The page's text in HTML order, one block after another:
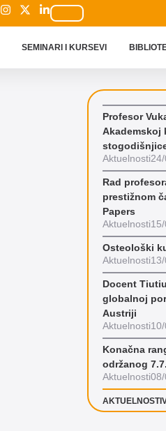
SEMINARI I KURSEVI
Profesor
Akademskoj
Aktuelnosti
Rad
prestižnom
Papers
Aktuelnosti
Osteološki
Aktuelnosti
Docent
globalnoj
Austriji
Aktuelnosti
Konačna
održanog
Aktuelnosti
AKTUELNOSTI